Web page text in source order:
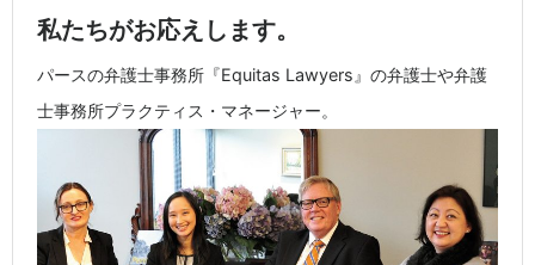
私たちがお応えします。
パースの弁護士事務所『Equitas Lawyers』の弁護士や弁護
士事務所プラクティス・マネージャー。